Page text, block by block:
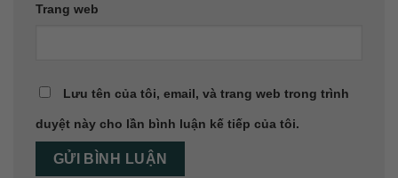
Trang web
Lưu tên của tôi, email, và trang web trong trình
duyệt này cho lần bình luận kế tiếp của tôi.